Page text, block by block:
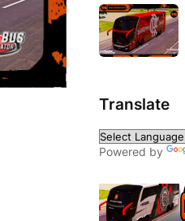
Translate
Powered by